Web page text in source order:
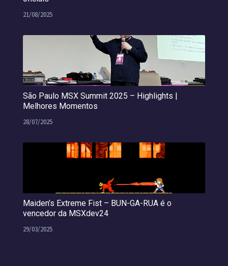
21/08/2025
São Paulo MSX Summit 2025 – Highlights |
Melhores Momentos
28/07/2025
Maiden’s Extreme Fist – BUN-GA-RUA é o
vencedor da MSXdev24
29/03/2025